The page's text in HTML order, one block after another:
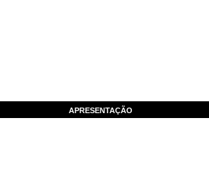
APRESENTAÇÃO